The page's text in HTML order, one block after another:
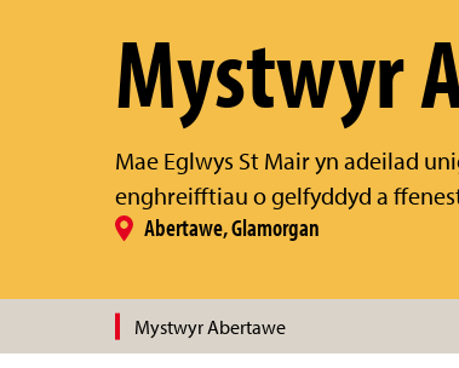
Mystwyr
Mae Eglwys St Mair yn adeilad
enghreifftiau o gelfyddyd a
Abertawe, Glamorgan
Mystwyr Abertawe